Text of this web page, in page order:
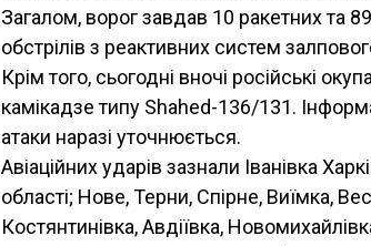
Загалом, ворог завдав 10 ракетних та
обстрілів з реактивних систем
Крім того, сьогодні вночі російські
камікадзе типу Shahed-136/131.
атаки наразі уточнюється.
Авіаційних ударів зазнали Іванівка
області; Нове, Терни, Спірне, Виїмка,
Костянтинівка, Авдіївка,